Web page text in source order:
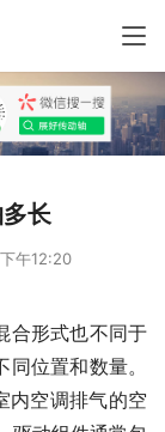
长
午12:20
合形式也不同于
位置和数量。
内空调排气的空